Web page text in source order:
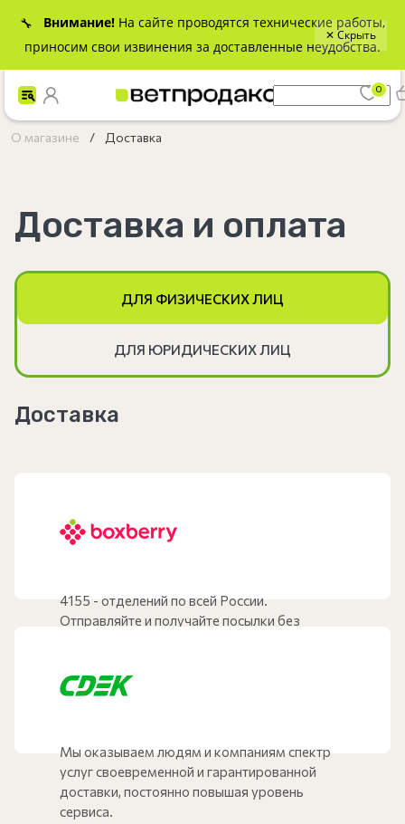
🔧 Внимание! На сайте проводятся технические работы,
приносим свои извинения за доставленные неудобства.
✕ Скрыть
0
О магазине Доставка
Доставка и оплата
ДЛЯ ФИЗИЧЕСКИХ ЛИЦ
ДЛЯ ЮРИДИЧЕСКИХ ЛИЦ
Доставка
4155 - отделений по всей России.
Отправляйте и получайте посылки без
Мы оказываем людям и компаниям спектр
услуг своевременной и гарантированной
доставки, постоянно повышая уровень
сервиса.